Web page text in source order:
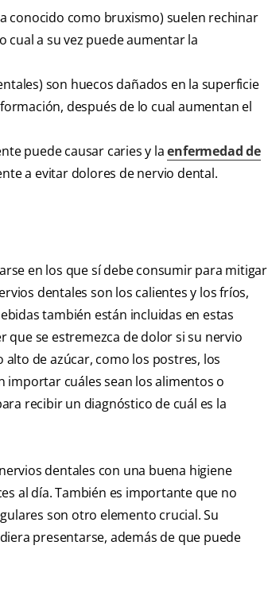
conocido como bruxismo) suelen rechinar
cual a su vez puede aumentar la
son huecos dañados en la superficie
después de lo cual aumentan el
puede causar caries y laenfermedad de
a evitar dolores de nervio dental.
en los que sí debe consumir para mitigar
dentales son los calientes y los fríos,
también están incluidas en estas
que se estremezca de dolor si su nervio
de azúcar, como los postres, los
importar cuáles sean los alimentos o
recibir un diagnóstico de cuál es la
dentales con una buena higiene
al día. También es importante que no
son otro elemento crucial. Su
presentarse, además de que puede